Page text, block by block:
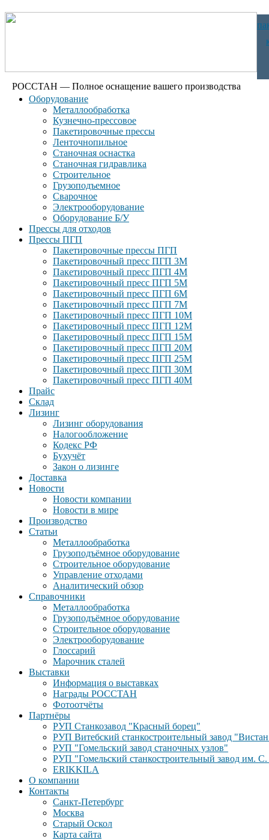
РОССТАН — Полное оснащение вашего производства
Оборудование
Металлообработка
Кузнечно-прессовое
Пакетировочные прессы
Ленточнопильное
Станочная оснастка
Станочная гидравлика
Строительное
Грузоподъемное
Сварочное
Электрооборудование
Оборудование Б/У
Прессы для отходов
Прессы ПГП
Пакетировочные прессы ПГП
Пакетировочный пресс ПГП 3М
Пакетировочный пресс ПГП 4М
Пакетировочный пресс ПГП 5М
Пакетировочный пресс ПГП 6М
Пакетировочный пресс ПГП 7М
Пакетировочный пресс ПГП 10М
Пакетировочный пресс ПГП 12М
Пакетировочный пресс ПГП 15М
Пакетировочный пресс ПГП 20М
Пакетировочный пресс ПГП 25М
Пакетировочный пресс ПГП 30М
Пакетировочный пресс ПГП 40М
Прайс
Склад
Лизинг
Лизинг оборудования
Налогообложение
Кодекс РФ
Бухучёт
Закон о лизинге
Доставка
Новости
Новости компании
Новости в мире
Производство
Статьи
Металлообработка
Грузоподъёмное оборудование
Строительное оборудование
Управление отходами
Аналитический обзор
Справочники
Металлообработка
Грузоподъёмное оборудование
Строительное оборудование
Электрооборудование
Глоссарий
Марочник сталей
Выставки
Информация о выставках
Награды РОССТАН
Фотоотчёты
Партнёры
РУП Станкозавод "Красный борец"
РУП Витебский станкостроительный завод
РУП "Гомельский завод станочных узлов"
РУП "Гомельский станкостроительный завод им.
ERIKKILA
О компании
Контакты
Санкт-Петербург
Москва
Старый Оскол
Карта сайта